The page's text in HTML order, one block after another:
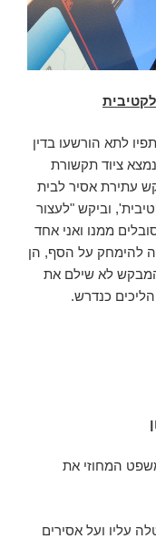
לתא הורשעו בדין
ציוד תקשורת
עתירת אסיר לבית
וביקש "לעצור
ממנו ואני אחד
להימחק על הסף, הן
לא שילם את
כנדרש.
המשפט המחוזי את
עליו ועל אסירים